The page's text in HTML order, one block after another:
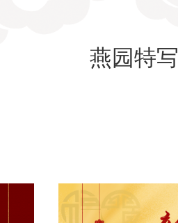
燕园特写